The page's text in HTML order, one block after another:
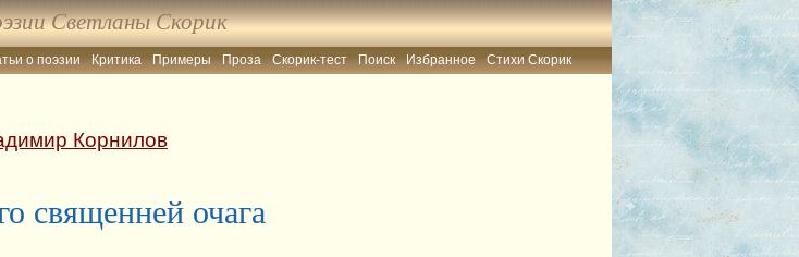
Светланы Скорик
о поэзии Критика Примеры Проза Скорик-тест Поиск Избранное Стихи Скорик
Корнилов
священней очага